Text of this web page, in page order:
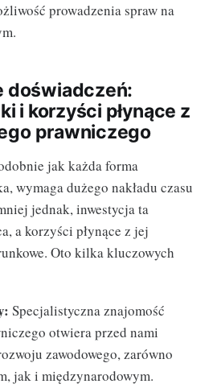
prowadzenia spraw na
doświadczeń:
i korzyści płynące z
prawniczego
jak każda forma
wymaga dużego nakładu czasu
jednak, inwestycja ta
a korzyści płynące z jej
Oto kilka kluczowych
Specjalistyczna znajomość
otwiera przed nami
zawodowego, zarówno
jak i międzynarodowym.